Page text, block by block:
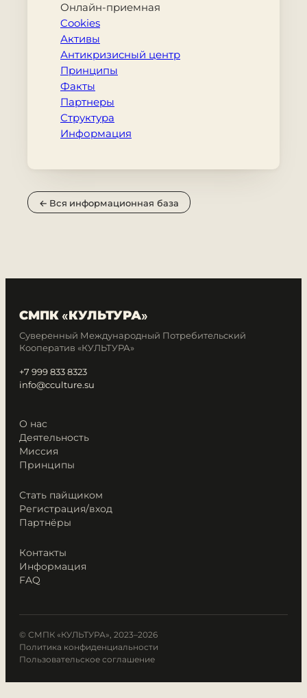
Онлайн-приемная
Cookies
Активы
Антикризисный центр
Принципы
Факты
Партнеры
Структура
Информация
← Вся информационная база
СМПК «КУЛЬТУРА»
Суверенный Международный Потребительский
Кооператив «КУЛЬТУРА»
+7 999 833 8323
info@cculture.su
О нас
Деятельность
Миссия
Принципы
Стать пайщиком
Регистрация/вход
Партнёры
Контакты
Информация
FAQ
© СМПК «КУЛЬТУРА», 2023–2026
Политика конфиденциальности
Пользовательское соглашение